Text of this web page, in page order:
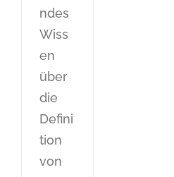
ndes
Wiss
en
über
die
Defini
tion
von